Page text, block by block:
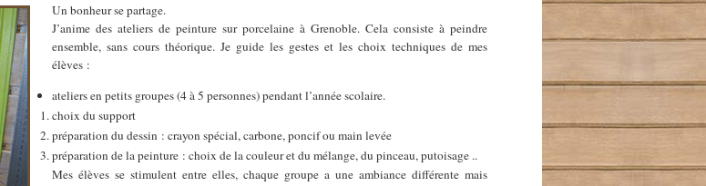
Un bonheur se partage.
J’anime des ateliers de peinture sur porcelaine à Grenoble. Cela consiste à peindre
ensemble, sans cours théorique. Je guide les gestes et les choix techniques de mes
élèves :
ateliers en petits groupes (4 à 5 personnes) pendant l’année scolaire.
choix du support
préparation du dessin : crayon spécial, carbone, poncif ou main levée
préparation de la peinture : choix de la couleur et du mélange, du pinceau, putoisage ..
Mes élèves se stimulent entre elles, chaque groupe a une ambiance différente mais